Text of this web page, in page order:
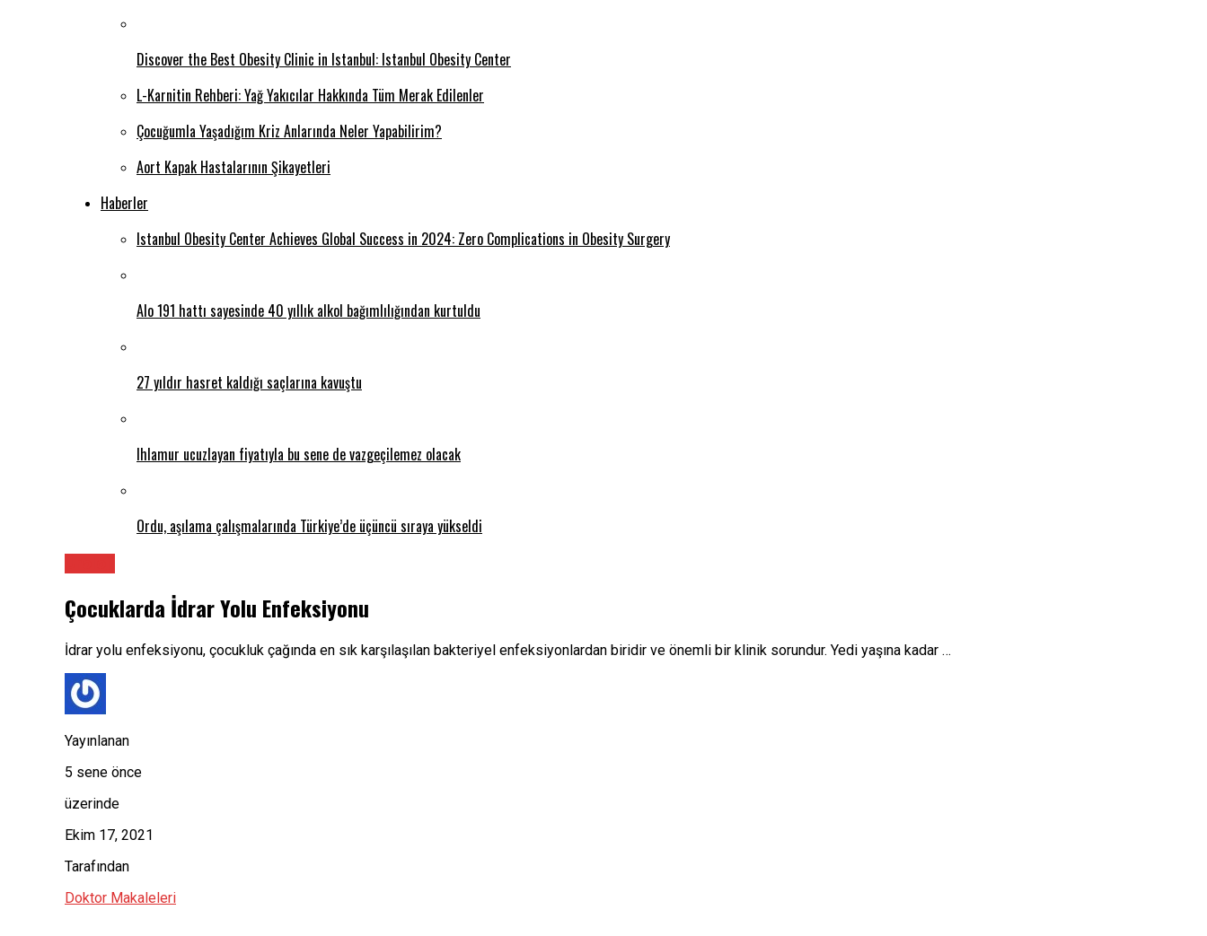
Discover the Best Obesity Clinic in Istanbul: Istanbul Obesity Center
L-Karnitin Rehberi: Yağ Yakıcılar Hakkında Tüm Merak Edilenler
Çocuğumla Yaşadığım Kriz Anlarında Neler Yapabilirim?
Aort Kapak Hastalarının Şikayetleri
Haberler
Istanbul Obesity Center Achieves Global Success in 2024: Zero Complications in Obesity Surgery
Alo 191 hattı sayesinde 40 yıllık alkol bağımlılığından kurtuldu
27 yıldır hasret kaldığı saçlarına kavuştu
Ihlamur ucuzlayan fiyatıyla bu sene de vazgeçilemez olacak
Ordu, aşılama çalışmalarında Türkiye’de üçüncü sıraya yükseldi
Çocuklarda İdrar Yolu Enfeksiyonu
İdrar yolu enfeksiyonu, çocukluk çağında en sık karşılaşılan bakteriyel enfeksiyonlardan biridir ve önemli bir klinik sorundur. Yedi yaşına kadar …
Yayınlanan
5 sene önce
üzerinde
Ekim 17, 2021
Tarafından
Doktor Makaleleri